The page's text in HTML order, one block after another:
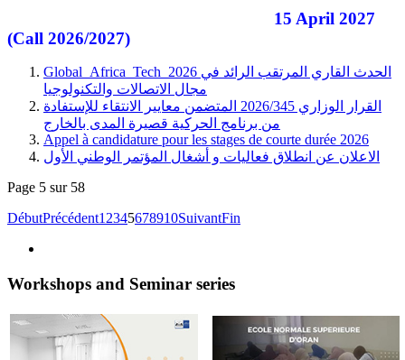
15 April 2027
(Call 2026/2027)
Global_Africa_Tech_2026 الحدث القاري المرتقب الرائد في
مجال الاتصالات والتكنولوجيا
القرار الوزاري 2026/345 المتضمن معايير الانتقاء للإستفادة
من برنامج الحركية قصيرة المدى بالخارج
Appel à candidature pour les stages de courte durée 2026
الاعلان عن انطلاق فعاليات و أشغال المؤتمر الوطني الأول
Page 5 sur 58
DébutPrécédent1 2345678910SuivantFin
Workshops and Seminar series